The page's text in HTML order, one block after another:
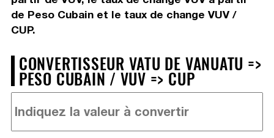
de Peso Cubain et le taux de change VUV /
CUP.
CONVERTISSEUR VATU DE VANUATU =>
PESO CUBAIN / VUV => CUP